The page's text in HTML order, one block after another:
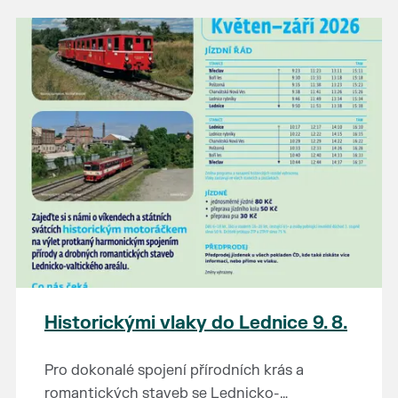
Prodejce prosíme tradičně o příchod 30
minut před začátkem, aby si vše na
prodejních místech stihli přichystat. Pokud
plánujete přijít a chcete rezervovat prodejní
místo, potvrďte prosím účast přes email
petr.vlasak@breclav.eu nebo zde v události,
ať víme, s kolika lidmi máme počítat. Počet
prodejních míst je omezen.
Těšíme se jako vždy!
Historickými vlaky do Lednice 9. 8.
Pro dokonalé spojení přírodních krás a
romantických staveb se Lednicko-